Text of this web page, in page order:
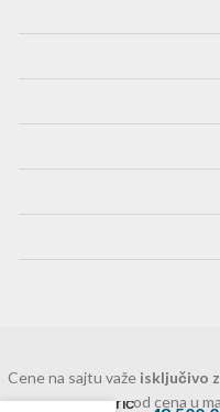
Cene na sajtu važe isključivo
od cena u
Roper
ormarić